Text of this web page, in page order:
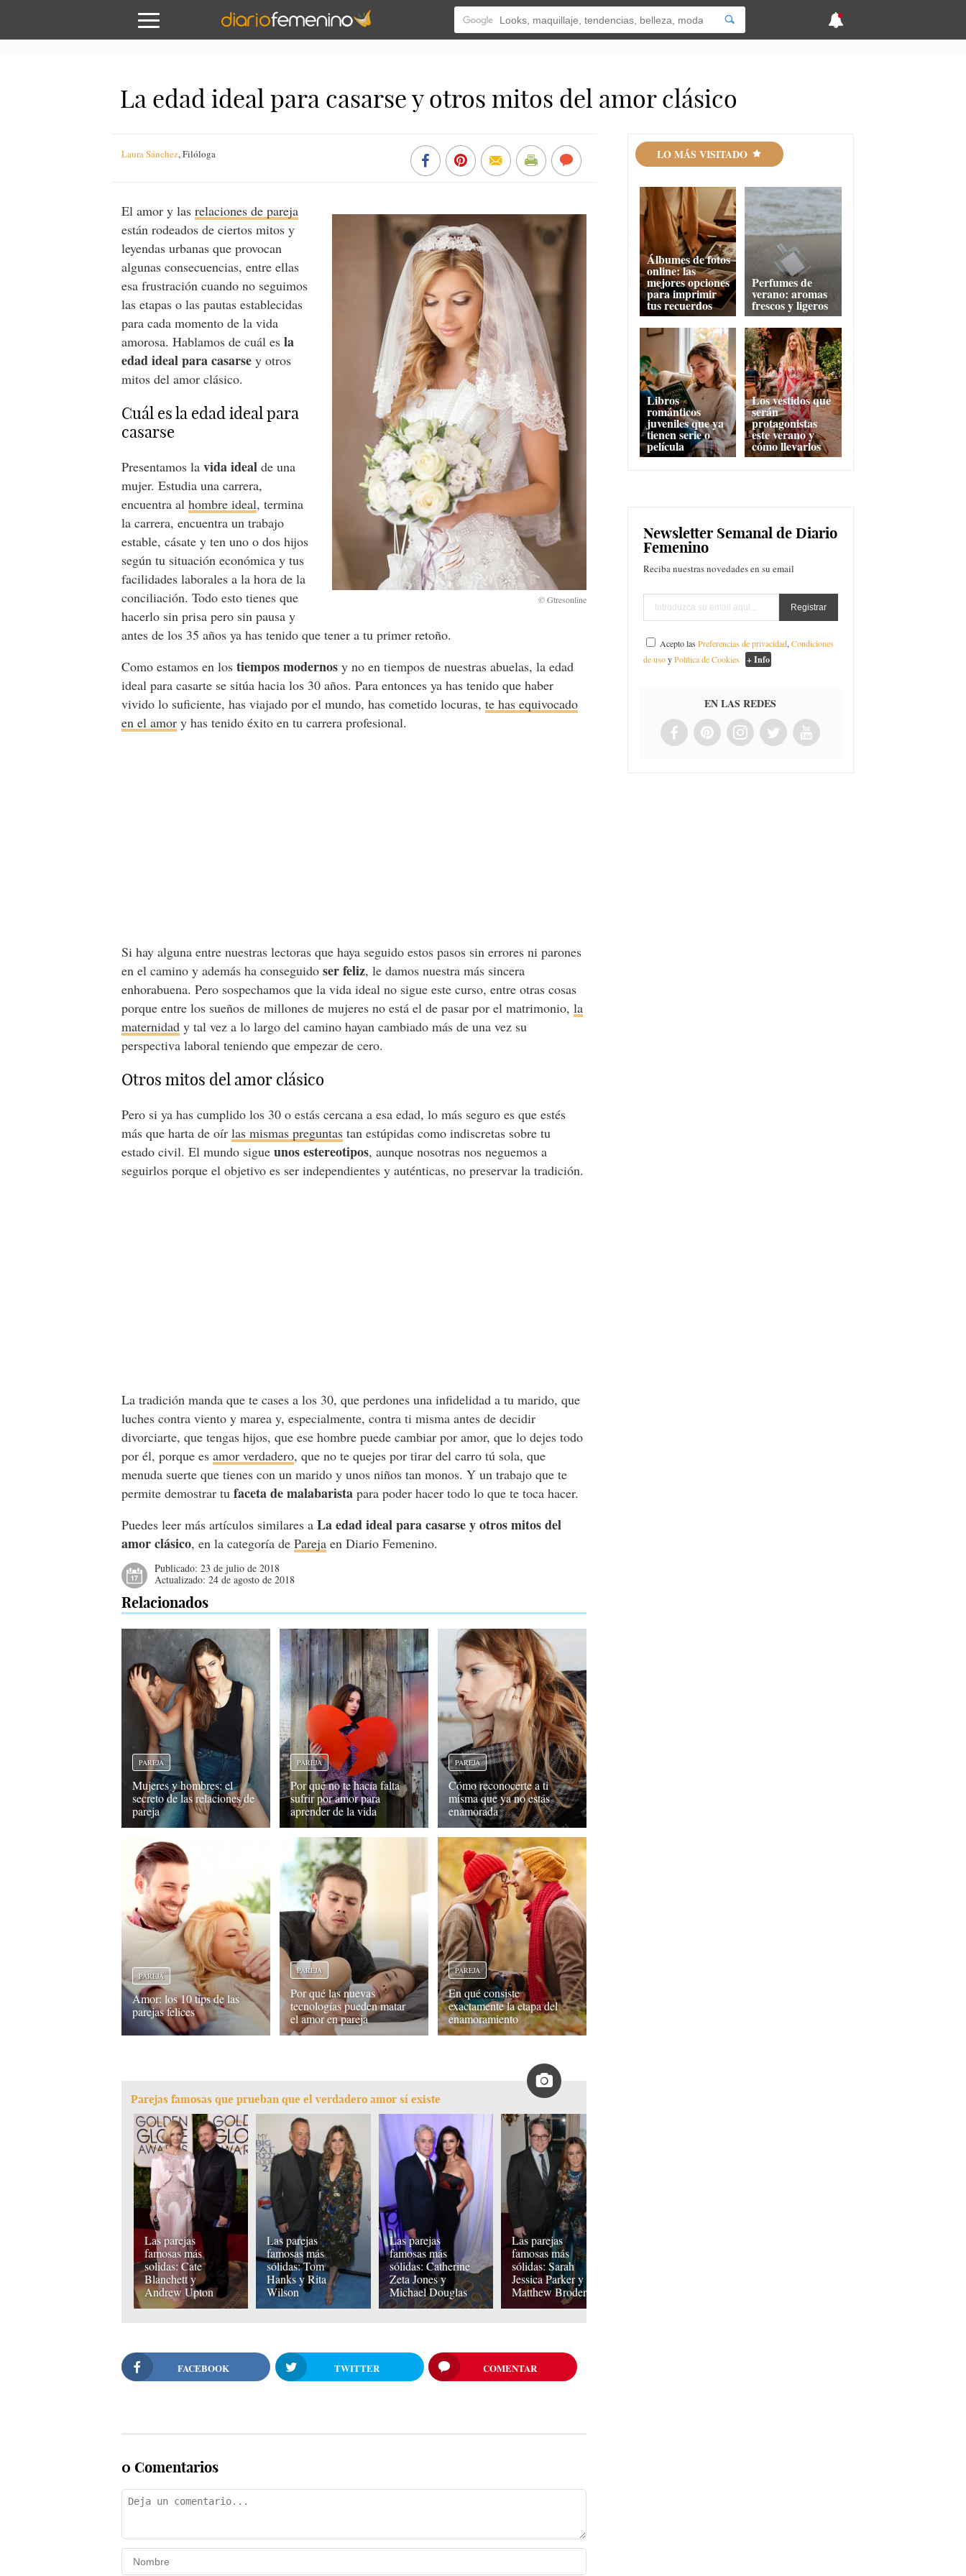
La edad ideal para casarse y otros mitos del amor clásico
Laura Sánchez,Filóloga
El amor y lasrelaciones de pareja
están rodeados de ciertos mitos y
leyendas urbanas que provocan
algunas consecuencias, entre ellas
esa frustración cuando no seguimos
las etapas o las pautas establecidas
para cada momento de la vida
amorosa. Hablamos de cuál esla
edad ideal para casarse y otros
mitos del amor clásico.
Cuál es la edad ideal para
casarse
Presentamos lavida ideal de una
mujer. Estudia una carrera,
encuentra alhombre ideal, termina
la carrera, encuentra un trabajo
estable, cásate y ten uno o dos hijos
según tu situación económica y tus
facilidades laborales a la hora de la
conciliación. Todo esto tienes que
hacerlo sin prisa pero sin pausa y
antes de los 35 años ya has tenido que tener a tu primer retoño.
Como estamos en lostiempos modernos y no en tiempos de nuestras abuelas, la edad
ideal para casarte se sitúa hacia los 30 años. Para entonces ya has tenido que haber
vivido lo suficiente, has viajado por el mundo, has cometido locuras,te has equivocado
en el amor y has tenido éxito en tu carrera profesional.
Si hay alguna entre nuestras lectoras que haya seguido estos pasos sin errores ni parones
en el camino y además ha conseguidoser feliz, le damos nuestra más sincera
enhorabuena. Pero sospechamos que la vida ideal no sigue este curso, entre otras cosas
porque entre los sueños de millones de mujeres no está el de pasar por el matrimonio,la
maternidad y tal vez a lo largo del camino hayan cambiado más de una vez su
perspectiva laboral teniendo que empezar de cero.
Otros mitos del amor clásico
Pero si ya has cumplido los 30 o estás cercana a esa edad, lo más seguro es que estés
más que harta de oírlas mismas preguntas tan estúpidas como indiscretas sobre tu
estado civil. El mundo sigueunos estereotipos, aunque nosotras nos neguemos a
seguirlos porque el objetivo es ser independientes y auténticas, no preservar la tradición.
La tradición manda que te cases a los 30, que perdones una infidelidad a tu marido, que
luches contra viento y marea y, especialmente, contra ti misma antes de decidir
divorciarte, que tengas hijos, que ese hombre puede cambiar por amor, que lo dejes todo
por él, porque esamor verdadero, que no te quejes por tirar del carro tú sola, que
menuda suerte que tienes con un marido y unos niños tan monos. Y un trabajo que te
permite demostrar tufaceta de malabarista para poder hacer todo lo que te toca hacer.
Puedes leer más artículos similares aLa edad ideal para casarse y otros mitos del
amor clásico, en la categoría dePareja en Diario Femenino.
Publicado:23 de julio de 2018
Actualizado:24 de agosto de 2018
Relacionados
PAREJA
Mujeres y hombres: el
secreto de las relaciones de
pareja
PAREJA
Por qué no te hacía falta
sufrir por amor para
aprender de la vida
PAREJA
Cómo reconocerte a ti
misma que ya no estás
enamorada
PAREJA
Amor: los 10 tips de las
parejas felices
PAREJA
Por qué las nuevas
tecnologías pueden matar
el amor en pareja
PAREJA
En qué consiste
exactamente la etapa del
enamoramiento
Parejas famosas que prueban que el verdadero amor sí existe
Las parejas
famosas más
solidas: Cate
Blanchett y
Andrew Upton
Las parejas
famosas más
sólidas: Tom
Hanks y Rita
Wilson
Las parejas
famosas más
sólidas: Catherine
Zeta Jones y
Michael Douglas
Las parejas
famosas más
sólidas: Sarah
Jessica Parker y
Matthew Broderick
FACEBOOK TWITTER COMENTAR
0 Comentarios
LO MÁS VISITADO
Álbumes de fotos
online: las
mejores opciones
para imprimir
tus recuerdos
Perfumes de
verano: aromas
frescos y ligeros
Libros
románticos
juveniles que ya
tienen serie o
película
Los vestidos que
serán
protagonistas
este verano y
cómo llevarlos
Newsletter Semanal de Diario
Femenino
Reciba nuestras novedades en su email
Acepto lasPreferencias de privacidad,Condiciones
de usoyPolítica de Cookies + Info
EN LAS REDES